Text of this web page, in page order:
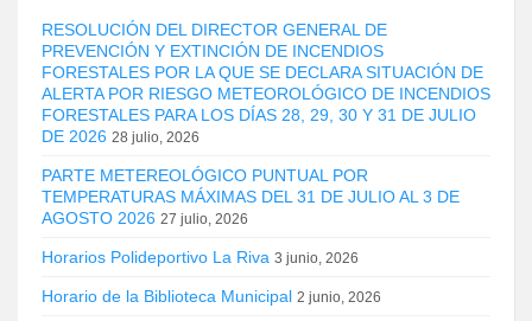
RESOLUCIÓN DEL DIRECTOR GENERAL DE
PREVENCIÓN Y EXTINCIÓN DE INCENDIOS
FORESTALES POR LA QUE SE DECLARA SITUACIÓN DE
ALERTA POR RIESGO METEOROLÓGICO DE INCENDIOS
FORESTALES PARA LOS DÍAS 28, 29, 30 Y 31 DE JULIO
DE 2026 28 julio, 2026
PARTE METEREOLÓGICO PUNTUAL POR
TEMPERATURAS MÁXIMAS DEL 31 DE JULIO AL 3 DE
AGOSTO 2026 27 julio, 2026
Horarios Polideportivo La Riva 3 junio, 2026
Horario de la Biblioteca Municipal 2 junio, 2026